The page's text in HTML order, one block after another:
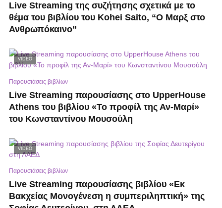
Live Streaming της συζήτησης σχετικά με το
θέμα του βιβλίου του Kohei Saito, “Ο Μαρξ στο
Ανθρωπόκαινο”
VIDEO
Παρουσιάσεις βιβλίων
Live Streaming παρουσίασης στο UpperHouse
Athens του βιβλίου «Το προφίλ της Αν-Μαρί»
του Κωνσταντίνου Μουσούλη
VIDEO
Παρουσιάσεις βιβλίων
Live Streaming παρουσίασης βιβλίου «Εκ
Βακχείας Μονογένεση η συμπεριληπτική» της